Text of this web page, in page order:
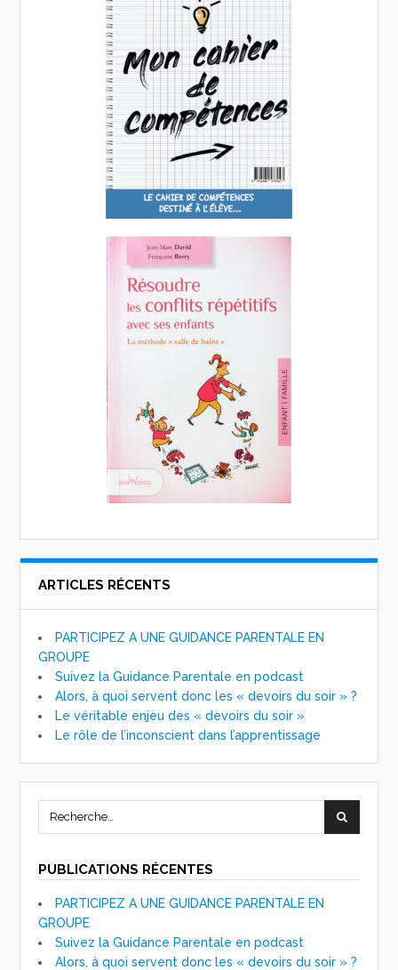
ARTICLES RÉCENTS
PARTICIPEZ A UNE GUIDANCE PARENTALE EN
GROUPE
Suivez la Guidance Parentale en podcast
Alors, à quoi servent donc les « devoirs du soir » ?
Le véritable enjeu des « devoirs du soir »
Le rôle de l’inconscient dans l’apprentissage
PUBLICATIONS RÉCENTES
PARTICIPEZ A UNE GUIDANCE PARENTALE EN
GROUPE
Suivez la Guidance Parentale en podcast
Alors, à quoi servent donc les « devoirs du soir » ?